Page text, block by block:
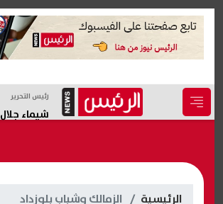
رئيس التحرير
شيماء جلال
الرئيسية الزمالك وشباب بلوزداد